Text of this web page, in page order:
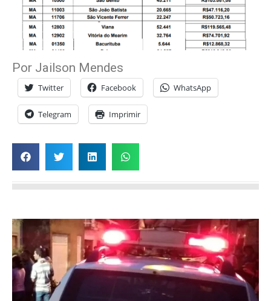
Por Jailson Mendes
Twitter Facebook WhatsApp
Telegram Imprimir